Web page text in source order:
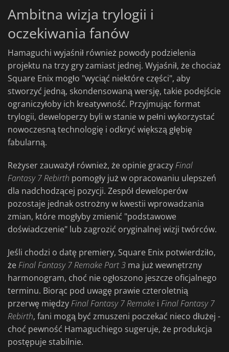
Ambitna wizja trylogii i
oczekiwania fanów
Hamaguchi wyjaśnił również powody podzielenia
projektu na trzy gry zamiast jednej. Wyjaśnił, że chociaż
Square Enix mogło "wyciąć niektóre części", aby
stworzyć jedną, skondensowaną wersję, takie podejście
ograniczyłoby ich kreatywność. Przyjmując format
trylogii, deweloperzy byli w stanie w pełni wykorzystać
nowoczesną technologię i odkryć większą głębię
fabularną.
Reżyser zauważył również, że opinie graczyFinal
Fantasy 7 Rebirth pomogły już w opracowaniu ulepszeń
dla nadchodzącej pozycji. Zespół deweloperów
pozostaje jednak ostrożny w kwestii wprowadzania
zmian, które mogłyby zmienić "podstawowe
doświadczenie" lub zagrozić oryginalnej wizji twórców.
Jeśli chodzi o datę premiery, Square Enix potwierdziło,
żeFinal Fantasy 7 Remake Part 3 ma już wewnętrzny
harmonogram, choć nie ogłoszono jeszcze oficjalnego
terminu. Biorąc pod uwagę prawie czteroletnią
przerwę międzyFinalFantasy 7 Remake i Final Fantasy 7
Rebirth, fani mogą być zmuszeni poczekać nieco dłużej -
choć pewność Hamaguchiego sugeruje, że produkcja
postępuje stabilnie.